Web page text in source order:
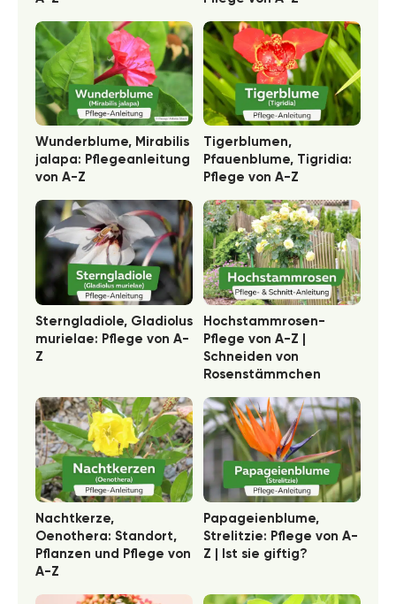
Wunderblume, Mirabilis
jalapa: Pflegeanleitung
von A-Z
Tigerblumen,
Pfauenblume, Tigridia:
Pflege von A-Z
Sterngladiole, Gladiolus
murielae: Pflege von A-
Z
Hochstammrosen-
Pflege von A-Z |
Schneiden von
Rosenstämmchen
Nachtkerze,
Oenothera: Standort,
Pflanzen und Pflege von
A-Z
Papageienblume,
Strelitzie: Pflege von A-
Z | Ist sie giftig?